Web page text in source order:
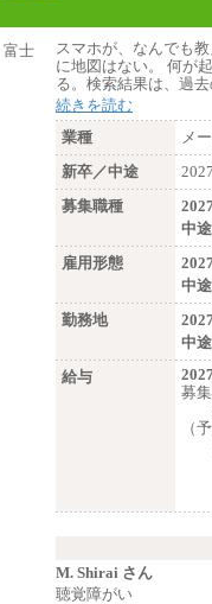
スマホが、なんでも
に地図はない。 何が
る。検索結果は、過
続きを読む
業種
メ
新卒／中途
募集職種
中途
雇用形態
中途
勤務地
中途
給与
募
担
（
月
※
求
与
M. Shirai さん
聴覚障がい